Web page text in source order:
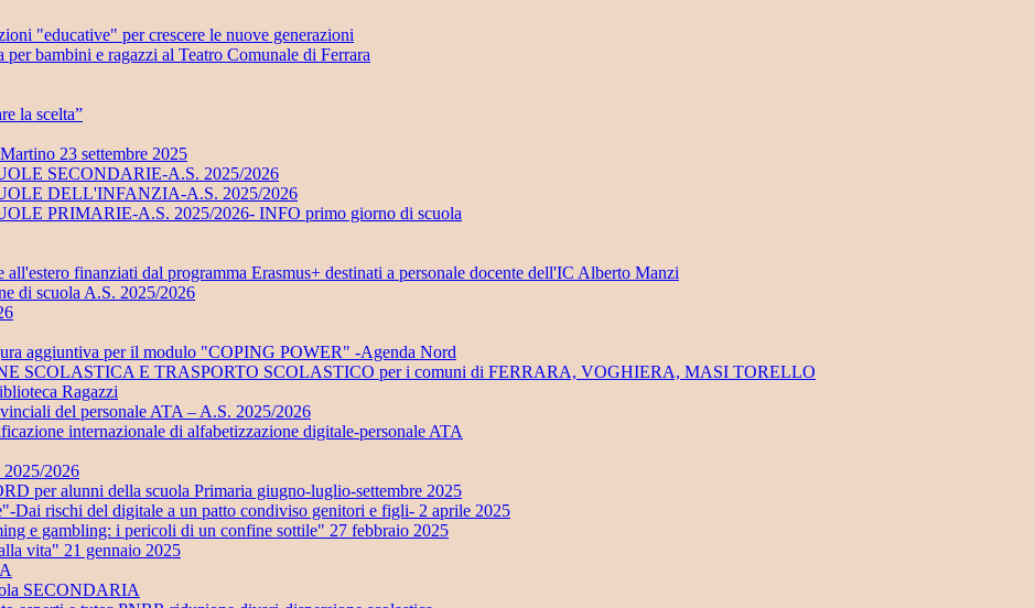
"educative" per crescere le nuove generazioni
bambini e ragazzi al Teatro Comunale di Ferrara
la scelta”
23 settembre 2025
SECONDARIE-A.S. 2025/2026
DELL'INFANZIA-A.S. 2025/2026
PRIMARIE-A.S. 2025/2026- INFO primo giorno di scuola
finanziati dal programma Erasmus+ destinati a personale docente dell'IC Alberto Manzi
di scuola A.S. 2025/2026
aggiuntiva per il modulo "COPING POWER" -Agenda Nord
SCOLASTICA E TRASPORTO SCOLASTICO per i comuni di FERRARA, VOGHIERA, MASI TORELLO
Ragazzi
del personale ATA – A.S. 2025/2026
internazionale di alfabetizzazione digitale-personale ATA
2026
per alunni della scuola Primaria giugno-luglio-settembre 2025
rischi del digitale a un patto condiviso genitori e figli- 2 aprile 2025
e gambling: i pericoli di un confine sottile" 27 febbraio 2025
vita" 21 gennaio 2025
SECONDARIA